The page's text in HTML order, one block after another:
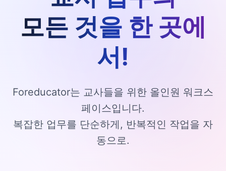
모든 것을 한 곳에
서!
Foreducator는 교사들을 위한 올인원 워크스
페이스입니다.
복잡한 업무를 단순하게, 반복적인 작업을 자
동으로.